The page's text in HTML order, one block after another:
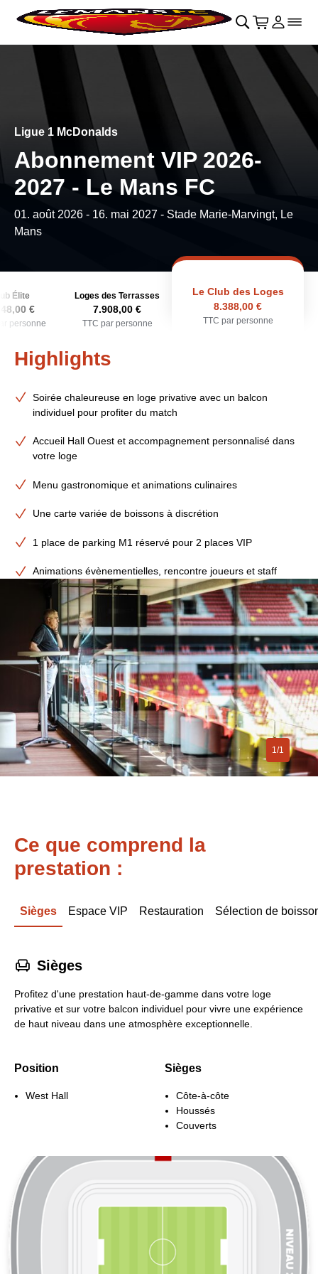
Retour au menu principal􀄫
􀊫 Cart
􀍩 Se
􀉩􀌇
Ligue 1 McDonalds
Abonnement VIP 2026-
2027 - Le Mans FC
01. août 2026 - 16. mai 2027 - Stade Marie-Marvingt, Le
Mans
Élite
€
personne
Loges des Terrasses
7.908,00 €
TTC par personne
Le Club des Loges
8.388,00 €
TTC par personne
Highlights
Soirée chaleureuse en loge privative avec un balcon
individuel pour profiter du match
Accueil Hall Ouest et accompagnement personnalisé dans
votre loge
Menu gastronomique et animations culinaires
Une carte variée de boissons à discrétion
1 place de parking M1 réservé pour 2 places VIP
Animations évènementielles, rencontre joueurs et staff
1/1
Ce que comprend la
prestation :
Sièges Espace VIP Restauration Sélection de
􁐴 Sièges
Profitez d'une prestation haut-de-gamme dans votre loge
privative et sur votre balcon individuel pour vivre une expérience
de haut niveau dans une atmosphère exceptionnelle.
Position
West Hall
Sièges
Côte-à-côte
Houssés
Couverts